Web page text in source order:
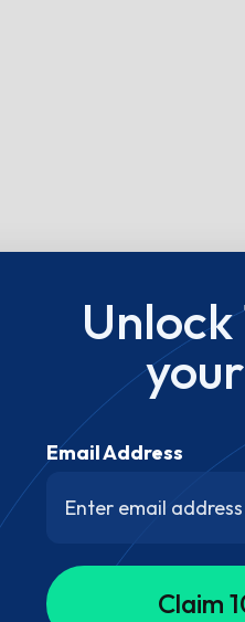
Unlock
Email Address
Claim